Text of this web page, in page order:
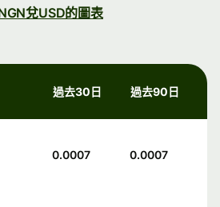
兌USD的圖表
過去30日 過去90日
0.0007 0.0007